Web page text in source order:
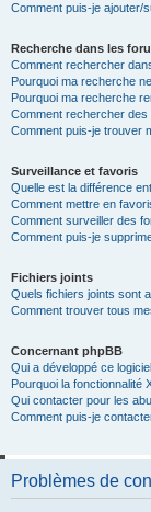
Comment puis-je ajouter/
Recherche dans les
Comment rechercher
Pourquoi ma recherche
Pourquoi ma recherche
Comment rechercher des
Comment puis-je trouver
Surveillance et favoris
Quelle est la différence
Comment mettre en
Comment surveiller des
Comment puis-je
Fichiers joints
Quels fichiers joints sont
Comment trouver tous
Concernant phpBB
Qui a développé ce
Pourquoi la fonctionnalité
Qui contacter pour les
Comment puis-je
Problèmes de